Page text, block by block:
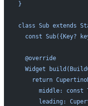
}
class Sub extends
const Sub({Key?
  @override
Widget
return
middle: const
leading: